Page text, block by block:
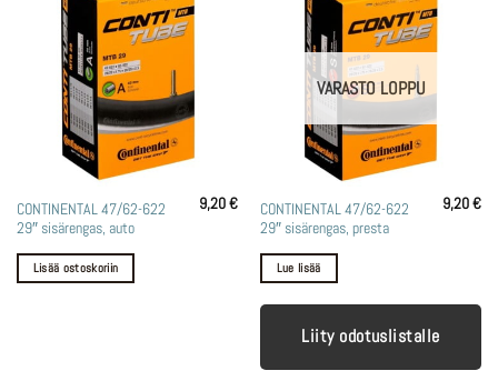
CONTINENTAL 47/62-622
29″ sisärengas, auto
9,20€
Lisää ostoskoriin
VARASTO LOPPU
CONTINENTAL 47/62-622
29″ sisärengas, presta
9,20€
Lue lisää
Liity odotuslistalle